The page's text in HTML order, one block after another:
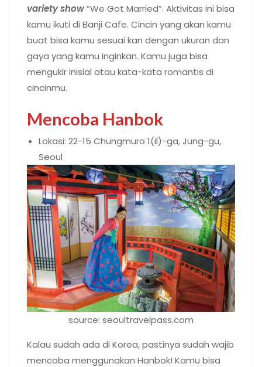
variety show“We Got Married”. Aktivitas ini bisa
kamu ikuti di Banji Cafe. Cincin yang akan kamu
buat bisa kamu sesuai kan dengan ukuran dan
gaya yang kamu inginkan. Kamu juga bisa
mengukir inisial atau kata-kata romantis di
cincinmu.
Mencoba Hanbok
Lokasi: 22-15 Chungmuro 1(il)-ga, Jung-gu,
Seoul
source: seoultravelpass.com
Kalau sudah ada di Korea, pastinya sudah wajib
mencoba menggunakan Hanbok! Kamu bisa